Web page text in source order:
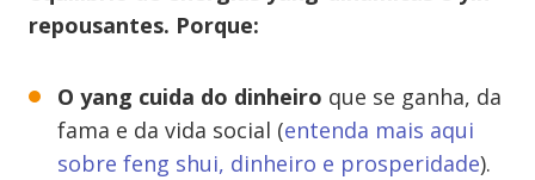
repousantes. Porque:
O yang cuida do dinheiro que se ganha, da
fama e da vida social (entenda mais aqui
sobre feng shui, dinheiro e prosperidade).